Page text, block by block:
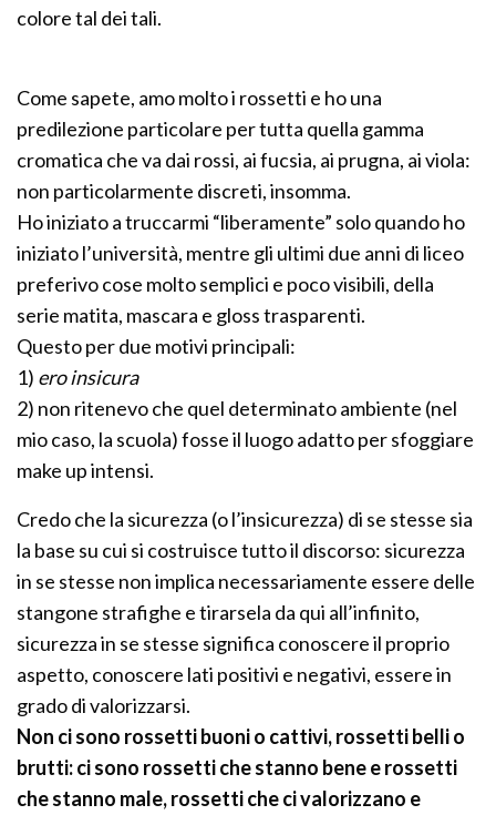
colore tal dei tali.
Come sapete, amo molto i rossetti e ho una
predilezione particolare per tutta quella gamma
cromatica che va dai rossi, ai fucsia, ai prugna, ai viola:
non particolarmente discreti, insomma.
Ho iniziato a truccarmi “liberamente” solo quando ho
iniziato l’università, mentre gli ultimi due anni di liceo
preferivo cose molto semplici e poco visibili, della
serie matita, mascara e gloss trasparenti.
Questo per due motivi principali:
1) ero insicura
2) non ritenevo che quel determinato ambiente (nel
mio caso, la scuola) fosse il luogo adatto per sfoggiare
make up intensi.
Credo che la sicurezza (o l’insicurezza) di se stesse sia
la base su cui si costruisce tutto il discorso: sicurezza
in se stesse non implica necessariamente essere delle
stangone strafighe e tirarsela da qui all’infinito,
sicurezza in se stesse significa conoscere il proprio
aspetto, conoscere lati positivi e negativi, essere in
grado di valorizzarsi.
Non ci sono rossetti buoni o cattivi, rossetti belli o
brutti: ci sono rossetti che stanno bene e rossetti
che stanno male, rossetti che ci valorizzano e